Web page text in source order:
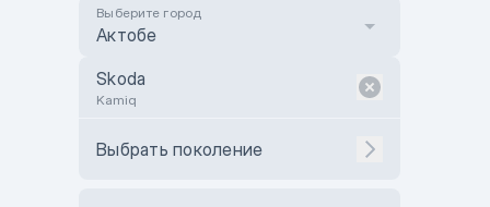
Выберите город
Актобе
Skoda
Kamiq
Выбрать поколение